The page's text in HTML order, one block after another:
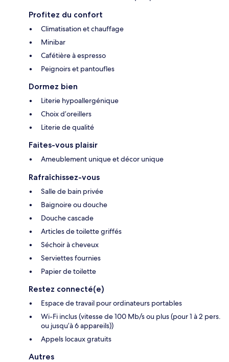
Profitez du confort
Climatisation et chauffage
Minibar
Cafétière à espresso
Peignoirs et pantoufles
Dormez bien
Literie hypoallergénique
Choix d’oreillers
Literie de qualité
Faites-vous plaisir
Ameublement unique et décor unique
Rafraîchissez-vous
Salle de bain privée
Baignoire ou douche
Douche cascade
Articles de toilette griffés
Séchoir à cheveux
Serviettes fournies
Papier de toilette
Restez connecté(e)
Espace de travail pour ordinateurs portables
Wi-Fi inclus (vitesse de 100 Mb/s ou plus (pour 1 à 2 pers.
ou jusqu’à 6 appareils))
Appels locaux gratuits
Autres